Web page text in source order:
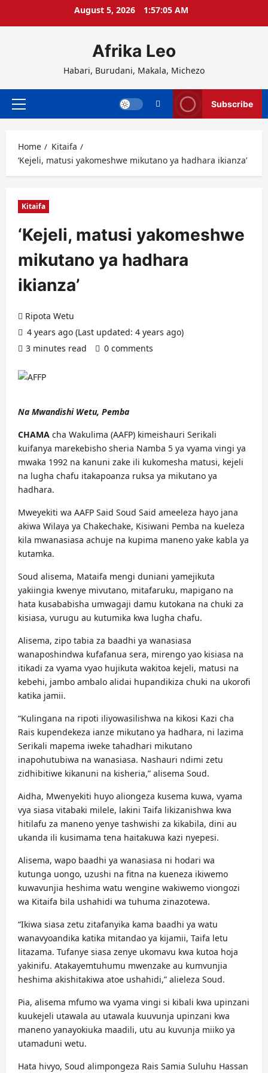
August 5, 2026 1:57:06 AM
Afrika Leo
Habari, Burudani, Makala, Michezo
Primary
Subscribe
Home
Kitaifa
‘Kejeli, matusi yakomeshwe mikutano ya hadhara ikianza’
Kitaifa
‘Kejeli, matusi yakomeshwe
mikutano ya hadhara
ikianza’
Ripota Wetu
4 years ago (Last updated: 4 years ago)
3 minutes read
0 comments
Na Mwandishi Wetu, Pemba
CHAMA cha Wakulima (AAFP) kimeishauri Serikali
kuifanya marekebisho sheria Namba 5 ya vyama vingi ya
mwaka 1992 na kanuni zake ili kukomesha matusi, kejeli
na lugha chafu itakapoanza ruksa ya mikutano ya
hadhara.
Mweyekiti wa AAFP Said Soud Said ameeleza hayo jana
akiwa Wilaya ya Chakechake, Kisiwani Pemba na kueleza
kila mwanasiasa achuje na kupima maneno yake kabla ya
kutamka.
Soud alisema, Mataifa mengi duniani yamejikuta
yakiingia kwenye mivutano, mitafaruku, mapigano na
hata kusababisha umwagaji damu kutokana na chuki za
kisiasa, vurugu au kutumika kwa lugha chafu.
Alisema, zipo tabia za baadhi ya wanasiasa
wanaposhindwa kufafanua sera, mirengo yao kisiasa na
itikadi za vyama vyao hujikuta wakitoa kejeli, matusi na
kebehi, jambo ambalo alidai hupandikiza chuki na ukorofi
katika jamii.
“Kulingana na ripoti iliyowasilishwa na kikosi Kazi cha
Rais kupendekeza ianze mikutano ya hadhara, ni lazima
Serikali mapema iweke tahadhari mikutano
inapohutubiwa na wanasiasa. Nashauri ndimi zetu
zidhibitiwe kikanuni na kisheria,” alisema Soud.
Aidha, Mwenyekiti huyo aliongeza kusema kuwa, vyama
vya siasa vitabaki milele, lakini Taifa likizanishwa kwa
hitilafu za maneno yenye tashwishi za kikabila, dini au
ukanda ili kusimama tena haitakuwa kazi nyepesi.
Alisema, wapo baadhi ya wanasiasa ni hodari wa
kutunga uongo, uzushi na fitna na kueneza ikiwemo
kuwavunjia heshima watu wengine wakiwemo viongozi
wa Kitaifa bila ushahidi wa tuhuma zinazotewa.
“Ikiwa siasa zetu zitafanyika kama baadhi ya watu
wanavyoandika katika mitandao ya kijamii, Taifa letu
litazama. Tufanye siasa zenye ukomavu kwa kutoa hoja
yakinifu. Atakayemtuhumu mwenzake au kumvunjia
heshima akishitakiwa atoe ushahidi,” alieleza Soud.
Pia, alisema mfumo wa vyama vingi si kibali kwa upinzani
kuukejeli utawala au utawala kuuvunja upinzani kwa
maneno yanayokiuka maadili, utu au kuvunja miiko ya
utamaduni wetu.
Hata hivyo, Soud alimpongeza Rais Samia Suluhu Hassan